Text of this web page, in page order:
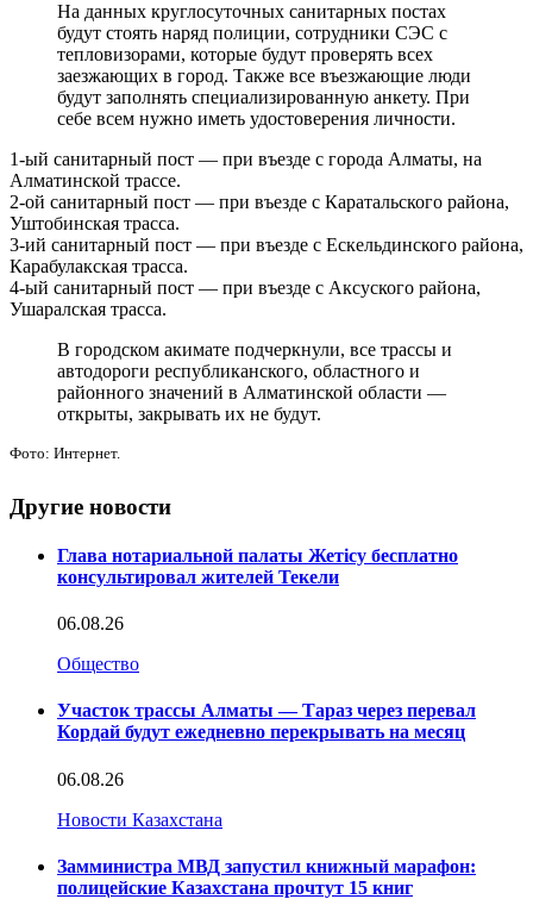
На данных круглосуточных санитарных постах
будут стоять наряд полиции, сотрудники СЭС с
тепловизорами, которые будут проверять всех
заезжающих в город. Также все въезжающие люди
будут заполнять специализированную анкету. При
себе всем нужно иметь удостоверения личности.
1-ый санитарный пост — при въезде с города Алматы, на
Алматинской трассе.
2-ой санитарный пост — при въезде с Каратальского района,
Уштобинская трасса.
3-ий санитарный пост — при въезде с Ескельдинского района,
Карабулакская трасса.
4-ый санитарный пост — при въезде с Аксуского района,
Ушаралская трасса.
В городском акимате подчеркнули, все трассы и
автодороги республиканского, областного и
районного значений в Алматинской области —
открыты, закрывать их не будут.
Фото: Интернет.
Другие новости
Глава нотариальной палаты Жетісу бесплатно
консультировал жителей Текели
06.08.26
Общество
Участок трассы Алматы — Тараз через перевал
Кордай будут ежедневно перекрывать на месяц
06.08.26
Новости Казахстана
Замминистра МВД запустил книжный марафон:
полицейские Казахстана прочтут 15 книг